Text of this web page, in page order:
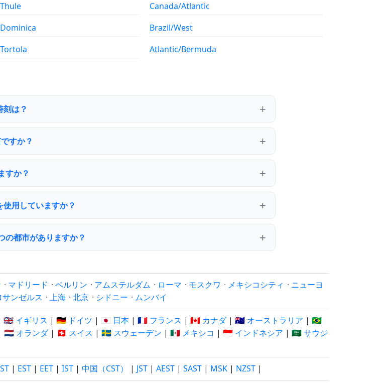
Canada/Atlantic
Brazil/West
Atlantic/Bermuda
は？
すか？
すか？
用していますか？
都市がありますか？
· マドリード · ベルリン · アムステルダム · ローマ · モスクワ · メキシコシティ · ニューヨ
サンゼルス · 上海 · 北京 · シドニー · ムンバイ
🇬🇧 イギリス | 🇩🇪 ドイツ | 🇯🇵 日本 | 🇫🇷 フランス | 🇨🇦 カナダ| 🇦🇺 オーストラリア | 🇧🇷
🇳🇱 オランダ| 🇨🇭 スイス | 🇸🇪 スウェーデン | 🇲🇽 メキシコ | 🇮🇩 インドネシア | 🇸🇦 サウジ
| EST | EET | IST | 中国（CST） | JST | AEST | SAST | MSK | NZST |